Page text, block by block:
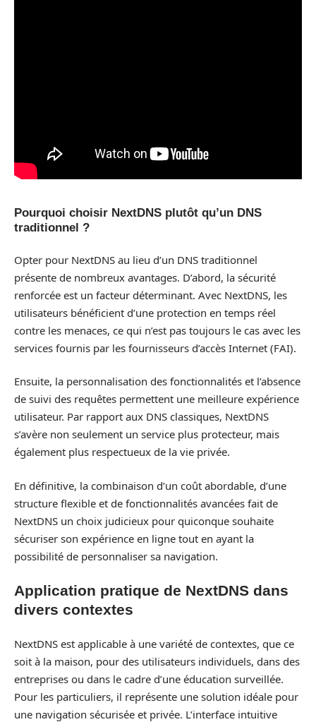
Pourquoi choisir NextDNS plutôt qu’un DNS
traditionnel ?
Opter pour NextDNS au lieu d’un DNS traditionnel
présente de nombreux avantages. D’abord, la sécurité
renforcée est un facteur déterminant. Avec NextDNS, les
utilisateurs bénéficient d’une protection en temps réel
contre les menaces, ce qui n’est pas toujours le cas avec les
services fournis par les fournisseurs d’accès Internet (FAI).
Ensuite, la personnalisation des fonctionnalités et l’absence
de suivi des requêtes permettent une meilleure expérience
utilisateur. Par rapport aux DNS classiques, NextDNS
s’avère non seulement un service plus protecteur, mais
également plus respectueux de la vie privée.
En définitive, la combinaison d’un coût abordable, d’une
structure flexible et de fonctionnalités avancées fait de
NextDNS un choix judicieux pour quiconque souhaite
sécuriser son expérience en ligne tout en ayant la
possibilité de personnaliser sa navigation.
Application pratique de NextDNS dans
divers contextes
NextDNS est applicable à une variété de contextes, que ce
soit à la maison, pour des utilisateurs individuels, dans des
entreprises ou dans le cadre d’une éducation surveillée.
Pour les particuliers, il représente une solution idéale pour
une navigation sécurisée et privée. L’interface intuitive